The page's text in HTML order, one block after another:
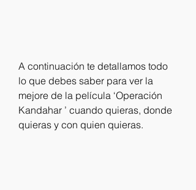
A continuación te detallamos todo
lo que debes saber para ver la
mejore de la película ‘Operación
Kandahar ’ cuando quieras, donde
quieras y con quien quieras.